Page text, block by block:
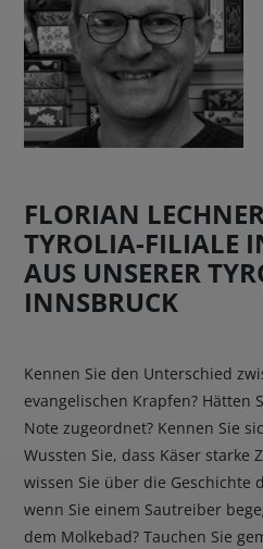
FLORIAN
TYROLIA-FILIALE
AUS UNSERER
INNSBRUCK
Kennen Sie den Unterschied
evangelischen Krapfen? Hätten
Note zugeordnet? Kennen Sie
Wussten Sie, dass Käser starke
wissen Sie über die Geschichte
wenn Sie einem Sautreiber
dem Molkebad? Tauchen Sie